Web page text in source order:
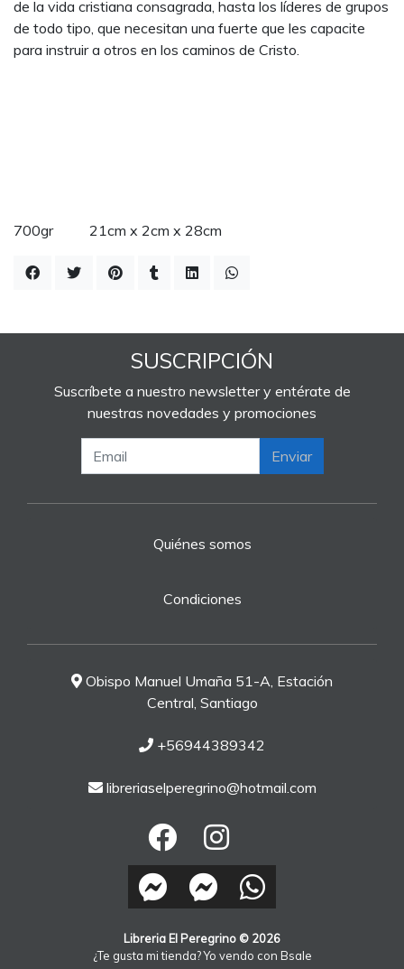
de la vida cristiana consagrada, hasta los líderes de grupos
de todo tipo, que necesitan una fuerte que les capacite
para instruir a otros en los caminos de Cristo.
700gr 21cm x 2cm x 28cm
SUSCRIPCIÓN
Suscríbete a nuestro newsletter y entérate de
nuestras novedades y promociones
Enviar
Quiénes somos
Condiciones
Obispo Manuel Umaña 51-A, Estación
Central, Santiago
+56944389342
libreriaselperegrino@hotmail.com
Libreria El Peregrino © 2026
¿Te gusta mi tienda? Yo vendo con Bsale